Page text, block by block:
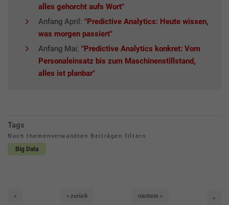
alles gehorcht aufs Wort"
Anfang April: "Predictive Analytics: Heute wissen,
was morgen passiert"
Anfang Mai: "Predictive Analytics konkret: Vom
Personaleinsatz bis zum Maschinenstillstand,
alles ist planbar"
Tags
Nach themenverwandten Beiträgen filtern
Big Data
«erste « zurück nächste »nächste »letzte